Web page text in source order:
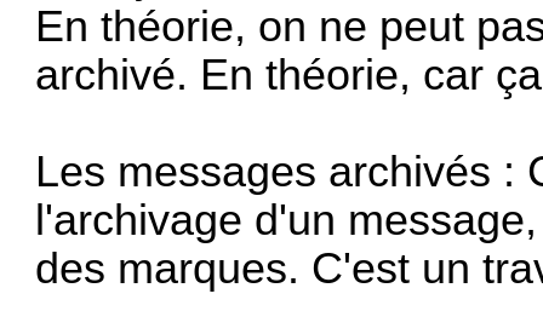
En théorie, on ne peut
archivé. En théorie, car
Les messages archivés :
l'archivage d'un
des marques. C'est un